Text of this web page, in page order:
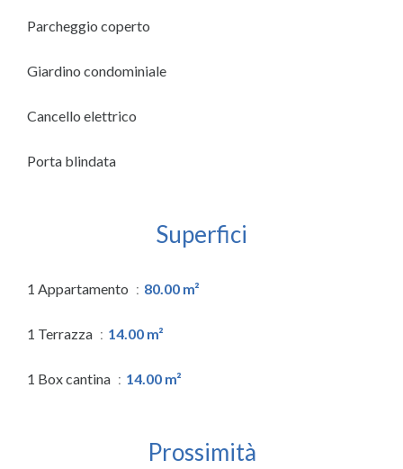
Parcheggio coperto
Giardino condominiale
Cancello elettrico
Porta blindata
Superfici
1 Appartamento 80.00 m²
1 Terrazza 14.00 m²
1 Box cantina 14.00 m²
Prossimità